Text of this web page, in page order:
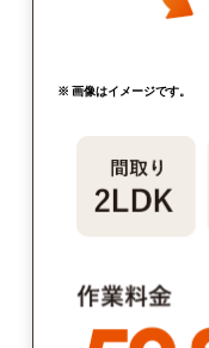
※ 画像はイメージです。